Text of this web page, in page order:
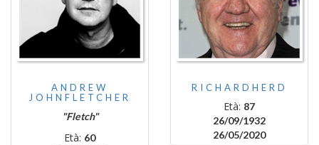
ANDREW
JOHNFLETCHER
"Fletch"
Età: 60
RICHARDHERD
Età: 87
26/09/1932
26/05/2020